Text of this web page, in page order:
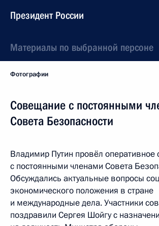
Президент России
Материалы по выбранной персоне
Фотографии
Совещание с постоянными
Совета Безопасности
Владимир Путин провёл
с постоянными членами Совета
Обсуждались актуальные вопросы
экономического положения в стране
и международные дела. Участники
поздравили Сергея Шойгу с